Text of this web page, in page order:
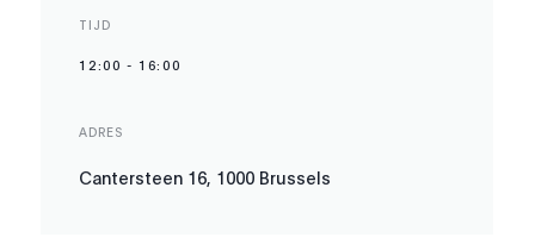
TIJD
12:00 - 16:00
ADRES
Cantersteen 16, 1000 Brussels